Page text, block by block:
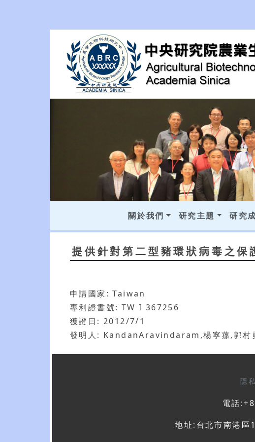
關於我們 研究主題 研究
提供針對第二型豬環狀病毒之保
申請國家: Taiwan
專利證書號: TW I 367256
獲證日: 2012/7/1
發明人: KandanAravindaram,楊寧蓀,郭村
隱
電話
地址:台北市南港區